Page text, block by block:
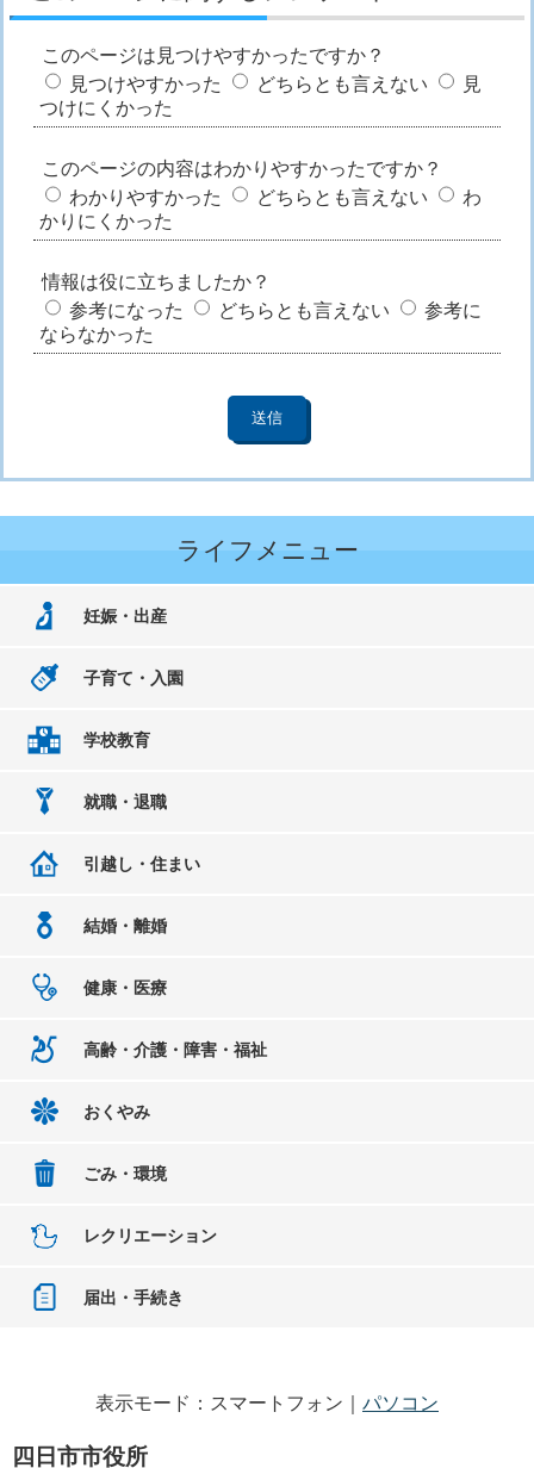
このページは見つけやすかったですか？
見つけやすかった
どちらとも言えない
見
つけにくかった
このページの内容はわかりやすかったですか？
わかりやすかった
どちらとも言えない
わ
かりにくかった
情報は役に立ちましたか？
参考になった
どちらとも言えない
参考に
ならなかった
ライフメニュー
妊娠・出産
子育て・入園
学校教育
就職・退職
引越し・住まい
結婚・離婚
健康・医療
高齢・介護・障害・福祉
おくやみ
ごみ・環境
レクリエーション
届出・手続き
表示モード：スマートフォン｜ パソコン
四日市市役所